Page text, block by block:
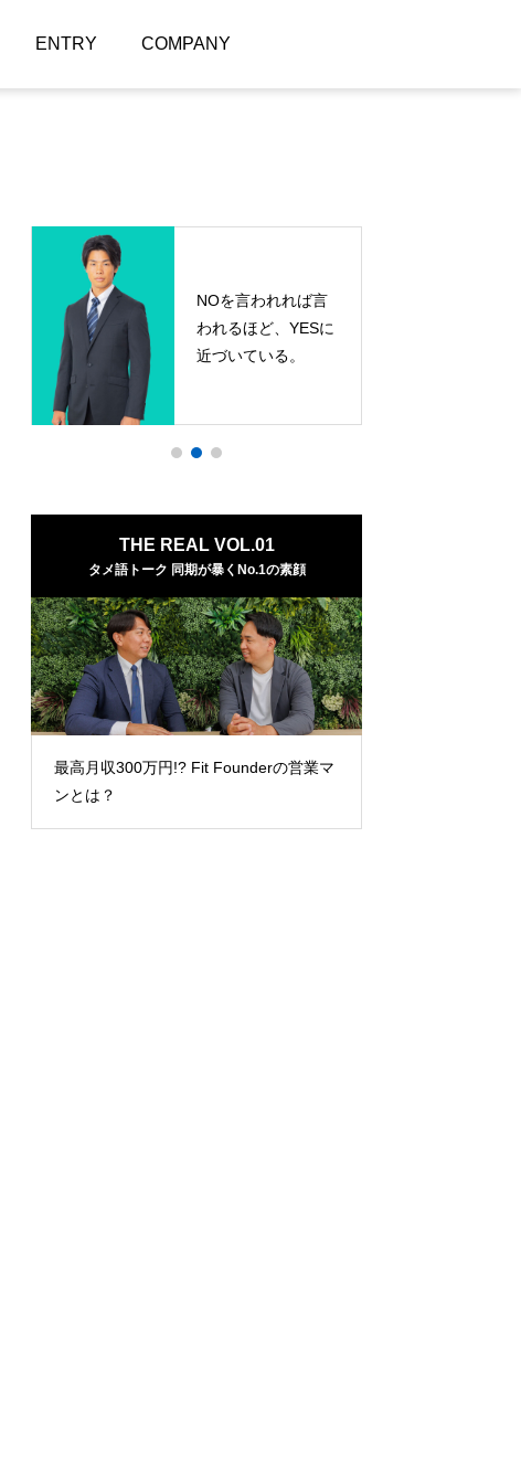
ENTRY COMPANY
あなたが変わるきっ
かけになる場所が、
ここにはあります。
THE REAL VOL.01
タメ語トーク 同期が暴くNo.1の素顔
最高月収300万円!? Fit Founderの営業マ
ンとは？